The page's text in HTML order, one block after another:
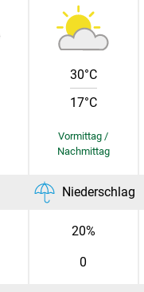
Skip to main content
30°C
17°C
Niederschlag
20%
0